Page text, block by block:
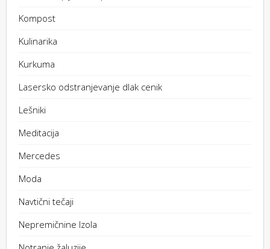
Kompost
Kulinarika
Kurkuma
Lasersko odstranjevanje dlak cenik
Lešniki
Meditacija
Mercedes
Moda
Navtični tečaji
Nepremičnine Izola